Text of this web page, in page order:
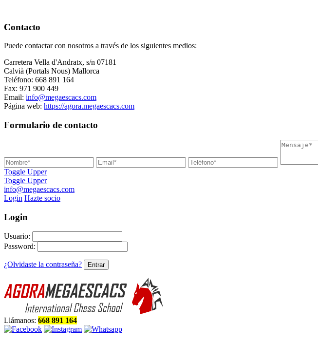
Contacto
Puede contactar con nosotros a través de los siguientes medios:
Carretera Vella d'Andratx, s/n 07181
Calvià (Portals Nous) Mallorca
Teléfono: 668 891 164
Fax: 971 900 449
Email: info@megaescacs.com
Página web: https://agora.megaescacs.com
Formulario de contacto
Toggle Upper
Toggle Upper
info@megaescacs.com
Login Hazte socio
Login
Usuario:
Password:
¿Olvidaste la contraseña?
Llámanos: 668 891 164